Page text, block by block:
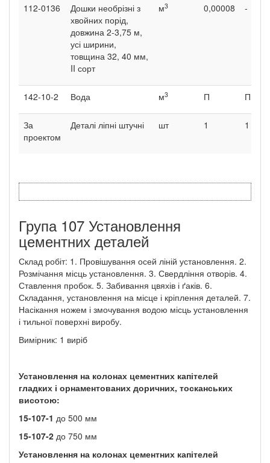
112-0136
Дошки необрізні з
хвойних порід,
довжина 2-3,75 м,
усі ширини,
товщина 32, 40 мм,
II сорт
м3 0,00008 -
142-10-2 Вода м3 П П
За
проектом
Деталі ліпні штучні шт 1 1
Група 107 Установлення
цементних деталей
Склад робіт: 1. Провішування осей ліній установлення. 2.
Розмічання місць установлення. 3. Свердління отворів. 4.
Ставлення пробок. 5. Забивання цвяхів і ґаків. 6.
Складання, установлення на місце і кріплення деталей. 7.
Насікання ножем і змочування водою місць установлення
і тильної поверхні виробу.
Вимірник: 1 виріб
Установлення на колонах цементних капітелей
гладких і орнаментованих доричних, тосканських
висотою:
15-107-1 до 500 мм
15-107-2 до 750 мм
Установлення на колонах цементних капітелей